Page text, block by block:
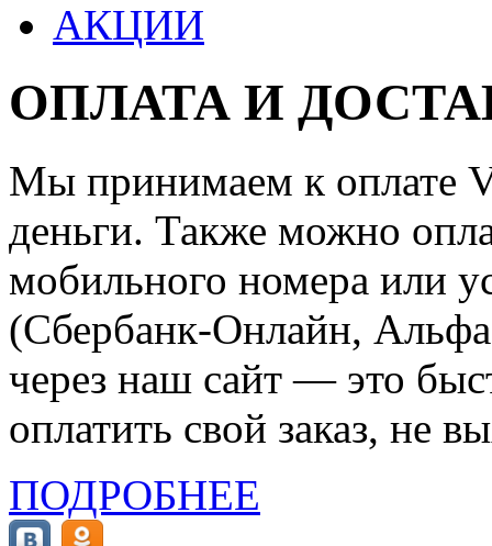
АКЦИИ
ОПЛАТА И
Мы принимаем к оплате
деньги. Также можно
мобильного номера или
(Сбербанк-Онлайн,
через наш сайт — это
оплатить свой заказ, не
ПОДРОБНЕЕ